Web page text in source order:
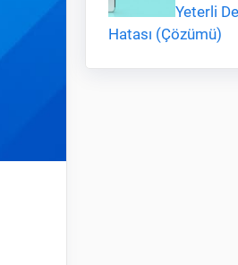
Yeterli
Hatası (Çözümü)